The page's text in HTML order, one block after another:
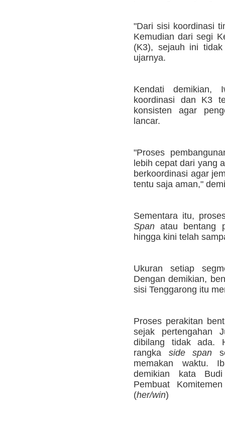
"Dari sisi koordinasi
Kemudian dari segi
(K3), sejauh ini tidak
ujarnya.
Kendati demikian,
koordinasi dan K3
konsisten agar
lancar.
"Proses
lebih cepat dari yang
berkoordinasi agar
tentu saja aman,"
Sementara itu,
Span atau bentang
hingga kini telah
Ukuran setiap
Dengan demikian,
sisi Tenggarong itu
Proses perakitan
sejak pertengahan
dibilang tidak ada.
rangka side span
memakan waktu.
demikian kata
Pembuat
(her/win)